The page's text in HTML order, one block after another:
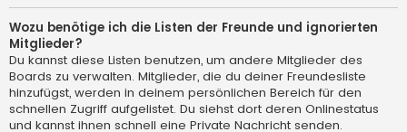
Wozu benötige ich die Listen der Freunde und ignorierten
Mitglieder?
Du kannst diese Listen benutzen, um andere Mitglieder des
Boards zu verwalten. Mitglieder, die du deiner Freundesliste
hinzufügst, werden in deinem persönlichen Bereich für den
schnellen Zugriff aufgelistet. Du siehst dort deren Onlinestatus
und kannst ihnen schnell eine Private Nachricht senden.